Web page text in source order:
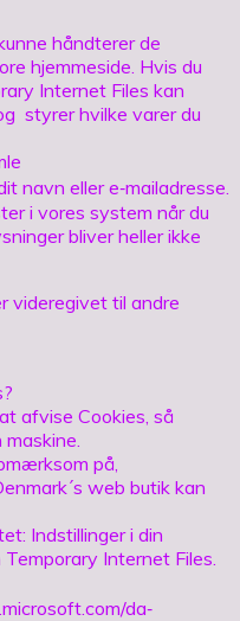
håndterer de
hjemmeside. Hvis du
Internet Files kan
styrer hvilke varer du
navn eller e‐mailadresse.
i vores system når du
bliver heller ikke
videregivet til andre
afvise Cookies, så
på,
web butik kan
Indstillinger i din
Internet Files.
da‐